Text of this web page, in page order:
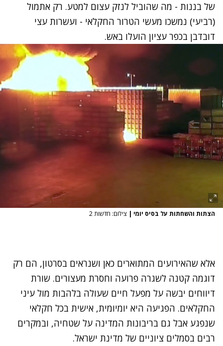
של בננות - מה שהוביל לנזק עצום למטע. רק אתמול
(רביעי) נמשכו מעשי הטרור החקלאי - ועשרות עצי
דובדבן בכפר עציון הועלו באש.
הצתות והשחתות על בסיס יומי | צילום: חדשות 2
אלא שהאירועים המתוארים כאן ושנראים בסרטון, הם רק
דוגמה קטנה לשגרה פרועה וחסרת מעצורים. שורת
דיווחים יבשה על מפעל חיים שעולה בלהבות מול עיני
החקלאים. הפגיעה היא יומיומית, אישית בכל חקלאי
שנפגע אבל גם בריבונות המדינה על שטחיה, ובמקרים
רבים בסמלים ציוניים של מדינת ישראל.